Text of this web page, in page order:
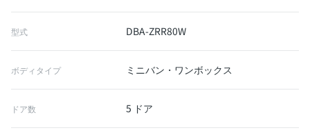
型式 DBA-ZRR80W
ボディタイプ ミニバン・ワンボックス
ドア数 5 ドア